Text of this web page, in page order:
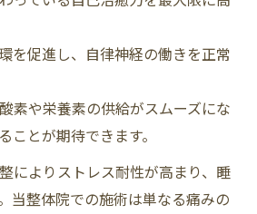
を促進し、自律神経の働きを正常
素や栄養素の供給がスムーズにな
ことが期待できます。
によりストレス耐性が高まり、睡
当整体院での施術は単なる痛みの